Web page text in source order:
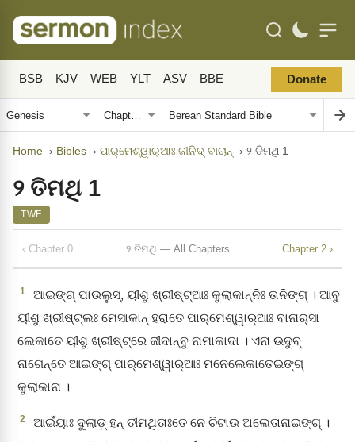
BSB KJV WEB YLT ASV BBE Donate
Home › Bibles › ପାର୍‌ମେଶ୍ୱାର୍‌ଆଃ ଜୀନିଦ୍‌ ବାଚାନ୍‌ › ୨ ତିମଥି 1
୨ ତିମଥି 1
TWF
‹ Chapter 0 ୨ ତିମଥି — All Chapters Chapter 2 ›
1
ଆଇଙ୍ଗ୍‌ ପାଉଲୁସ୍‌, ୟୀଶୁ ଖ୍ରୀଷ୍ଟ୍‌ଆଃ କୁଲାକାନ୍‌ନିଃ ତାନିଙ୍ଗ୍‌ । ଆବୁ
ୟୀଶୁ ଖ୍ରୀଷ୍ଟ୍‌ଲଃ ମେସାକାନ୍‌ ହରାତେ ପାର୍‌ମେଶ୍ୱାର୍‌ଆଃ ବାନାର୍‌ସା
ଲେକାତେ ୟୀଶୁ ଖ୍ରୀଷ୍ଟ୍‌ରେ ଜୀଦାନ୍‌ବୁ ନାମାକାଦା । ଏନା ଉଦୁବ୍‌
ନାଗେନ୍ତେ ଆଇଙ୍ଗ୍‌ ପାର୍‌ମେଶ୍ୱାର୍‌ଆଃ ମନେଲେକାତେଇଙ୍ଗ୍‌
କୁଲାକାନା ।
2
ଆଇଁୟାଃ ଦୁଲାଡ଼୍‌ ହନ୍‌ ତୀମଥିତାଃତେ ନେ ଚିଟାଉ ଅଲେତାନାଇଙ୍ଗ୍‌ ।